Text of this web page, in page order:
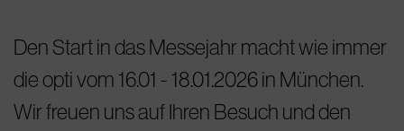
Den Start in das Messejahr macht wie immer
die opti vom 16.01 - 18.01.2026 in München.
Wir freuen uns auf Ihren Besuch und den